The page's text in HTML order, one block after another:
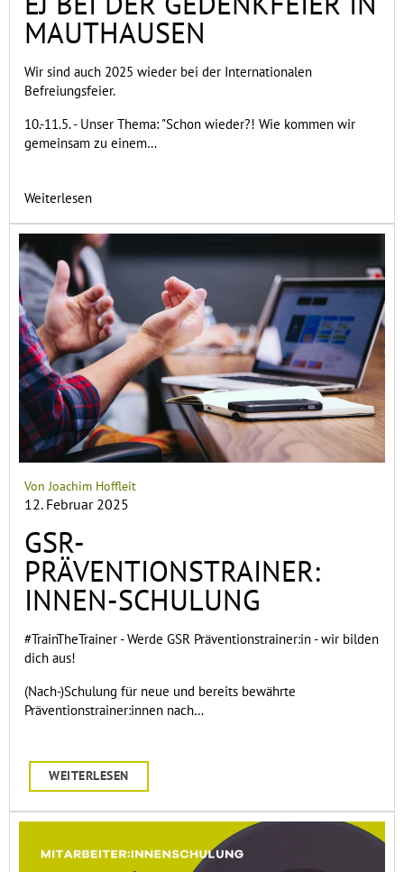
MAUTHAUSEN
Wir sind auch 2025 wieder bei der Internationalen
Befreiungsfeier.
10.-11.5. - Unser Thema: "Schon wieder?! Wie kommen wir
gemeinsam zu einem…
Weiterlesen
Von Joachim Hoffleit
12. Februar 2025
GSR-
PRÄVENTIONSTRAINER:
INNEN-SCHULUNG
#TrainTheTrainer - Werde GSR Präventionstrainer:in - wir bilden
dich aus!
(Nach-)Schulung für neue und bereits bewährte
Präventionstrainer:innen nach…
WEITERLESEN